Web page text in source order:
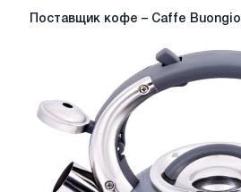
Поставщик
Поставщик кофе – Caffe